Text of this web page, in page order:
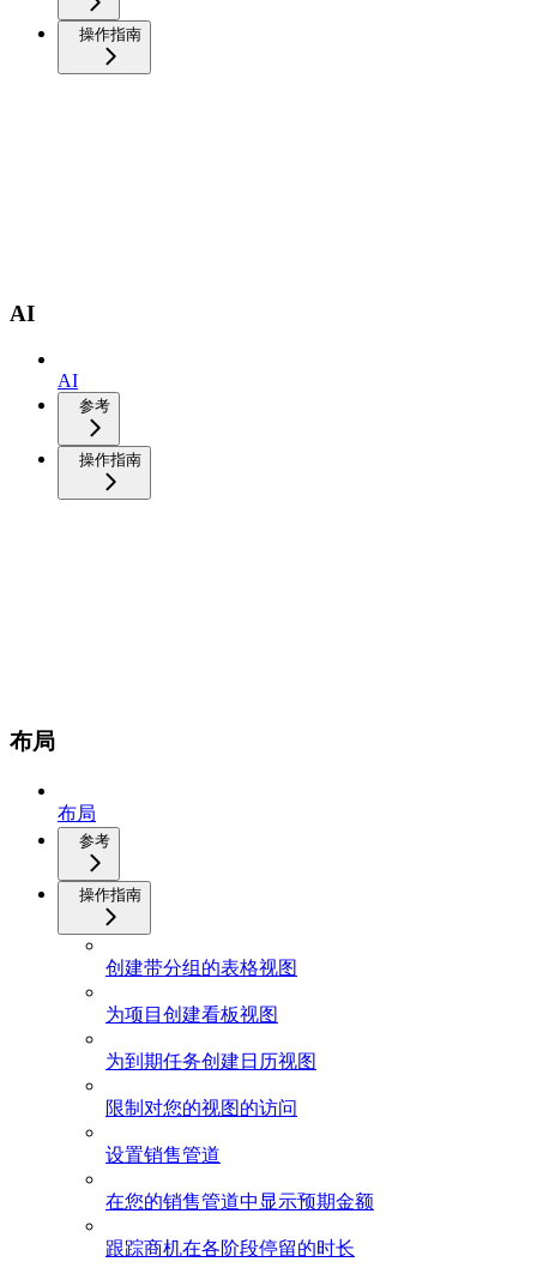
操作指南
AI
AI
参考
操作指南
布局
布局
参考
操作指南
创建带分组的表格视图
为项目创建看板视图
为到期任务创建日历视图
限制对您的视图的访问
设置销售管道
在您的销售管道中显示预期金额
跟踪商机在各阶段停留的时长